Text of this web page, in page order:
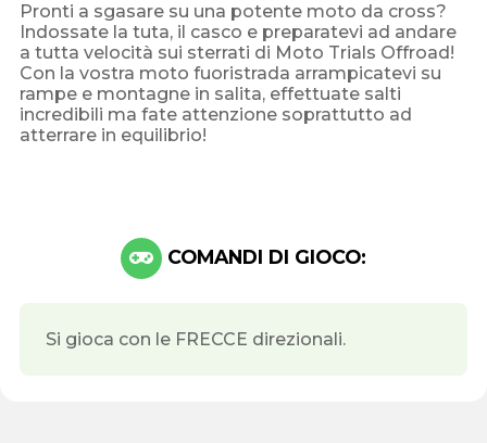
Pronti a sgasare su una potente moto da cross?
Indossate la tuta, il casco e preparatevi ad andare
a tutta velocità sui sterrati di Moto Trials Offroad!
Con la vostra moto fuoristrada arrampicatevi su
rampe e montagne in salita, effettuate salti
incredibili ma fate attenzione soprattutto ad
atterrare in equilibrio!
COMANDI DI GIOCO:
Si gioca con le FRECCE direzionali.